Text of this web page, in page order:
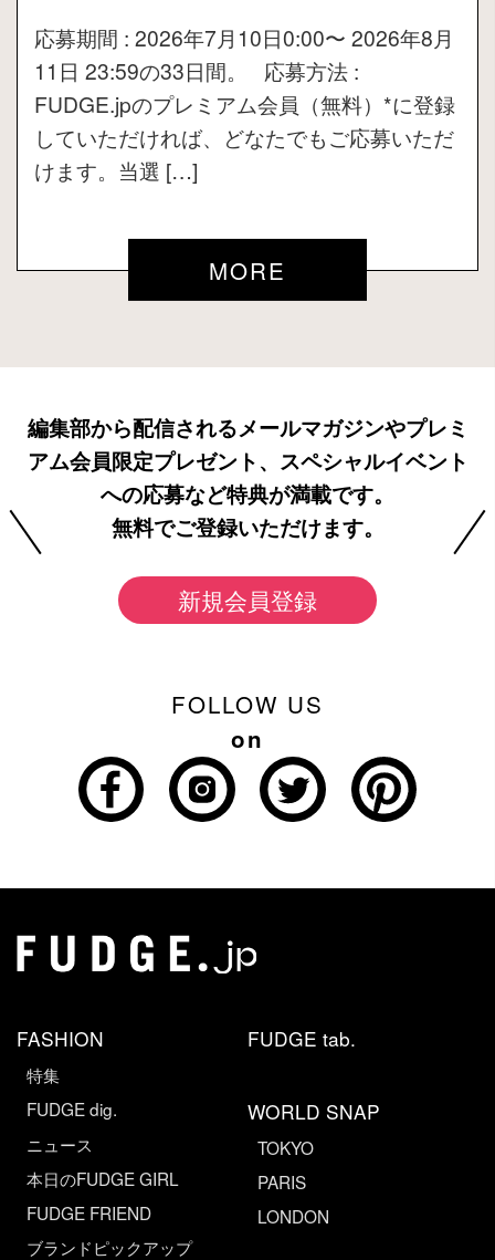
応募期間 : 2026年7月10日0:00〜 2026年8月
11日 23:59の33日間。 応募方法 :
FUDGE.jpのプレミアム会員（無料）*に登録
していただければ、どなたでもご応募いただ
けます。当選 […]
MORE
編集部から配信されるメールマガジンやプレミ
アム会員限定プレゼント、スペシャルイベント
への応募など特典が満載です。
無料でご登録いただけます。
新規会員登録
FOLLOW US
on
FASHION
特集
FUDGE dig.
ニュース
本日のFUDGE GIRL
FUDGE FRIEND
ブランドピックアップ
FUDGE tab.
WORLD SNAP
TOKYO
PARIS
LONDON